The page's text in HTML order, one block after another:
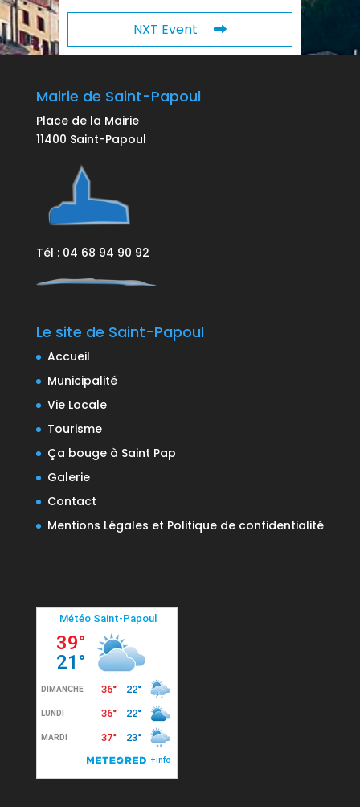
NXT Event
Mairie de Saint-Papoul
Place de la Mairie
11400 Saint-Papoul
Tél : 04 68 94 90 92
Le site de Saint-Papoul
Accueil
Municipalité
Vie Locale
Tourisme
Ça bouge à Saint Pap
Galerie
Contact
Mentions Légales et Politique de confidentialité